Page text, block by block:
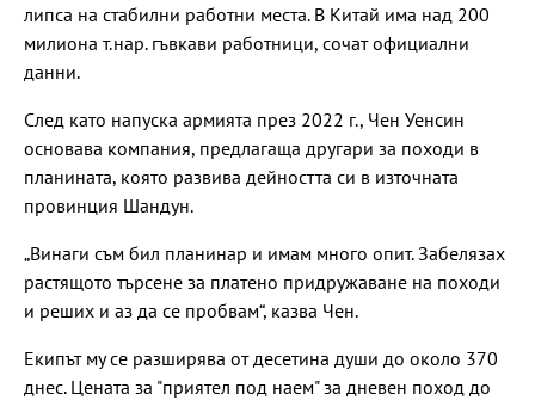
липса на стабилни работни места. В Китай има над 200
милиона т.нар. гъвкави работници, сочат официални
данни.
След като напуска армията през 2022 г., Чен Уенсин
основава компания, предлагаща другари за походи в
планината, която развива дейността си в източната
провинция Шандун.
„Винаги съм бил планинар и имам много опит. Забелязах
растящото търсене за платено придружаване на походи
и реших и аз да се пробвам“, казва Чен.
Екипът му се разширява от десетина души до около 370
днес. Цената за "приятел под наем" за дневен поход до